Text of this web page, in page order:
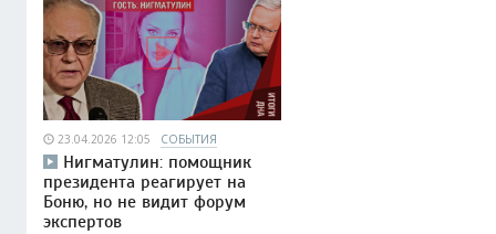
23.04.2026 12:05 СОБЫТИЯ
Нигматулин: помощник
президента реагирует на
Боню, но не видит форум
экспертов